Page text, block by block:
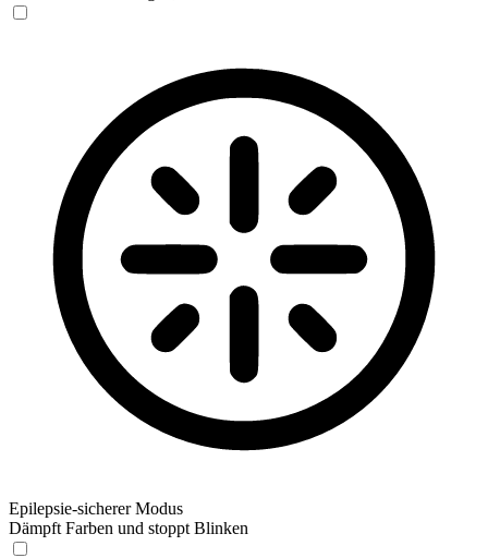
Epilepsie-sicherer Modus
Dämpft Farben und stoppt Blinken